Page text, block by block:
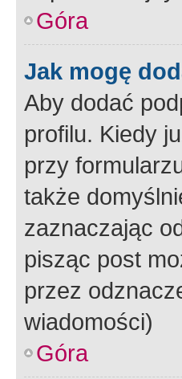
Góra
Jak mogę
Aby dodać
profilu. Kiedy
przy
także
zaznaczając
pisząc post
przez
wiadomości)
Góra